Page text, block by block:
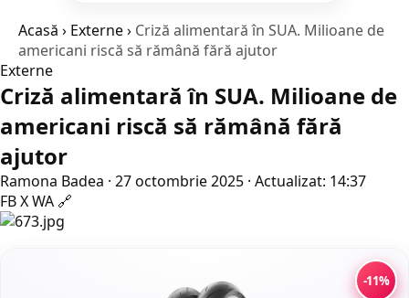
Acasă › Externe› Criză alimentară în SUA. Milioane de
americani riscă să rămână fără ajutor
Externe
Criză alimentară în SUA. Milioane de
americani riscă să rămână fără
ajutor
Ramona Badea · 27 octombrie 2025 · Actualizat: 14:37
FBXWA 🔗
-11%